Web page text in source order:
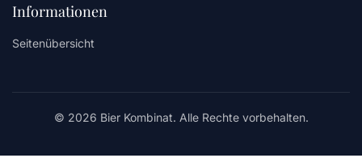
Informationen
Seitenübersicht
© 2026 Bier Kombinat. Alle Rechte vorbehalten.